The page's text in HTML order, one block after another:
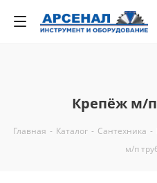
Крепёж м/
Главная - Каталог - Сантехника -
м/п